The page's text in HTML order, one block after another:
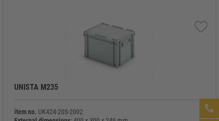
UNISTA M235
item no. UK424-20S-2002